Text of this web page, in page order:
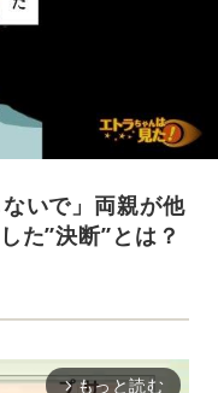
いで」両親が他
た”決断”とは？
arrow_forward_ios もっと読む